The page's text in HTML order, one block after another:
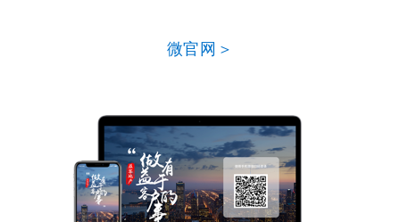
微官网＞